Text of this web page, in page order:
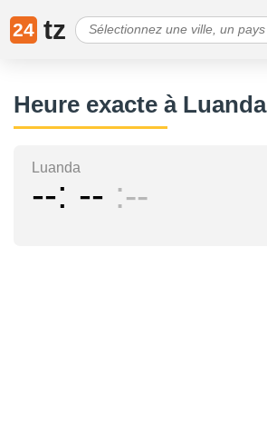
24 tz
Heure exacte à Luanda
Luanda
-- -- --